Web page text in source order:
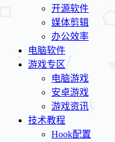
开源软件
媒体剪辑
办公效率
电脑软件
游戏专区
电脑游戏
安卓游戏
游戏资讯
技术教程
Hook配置